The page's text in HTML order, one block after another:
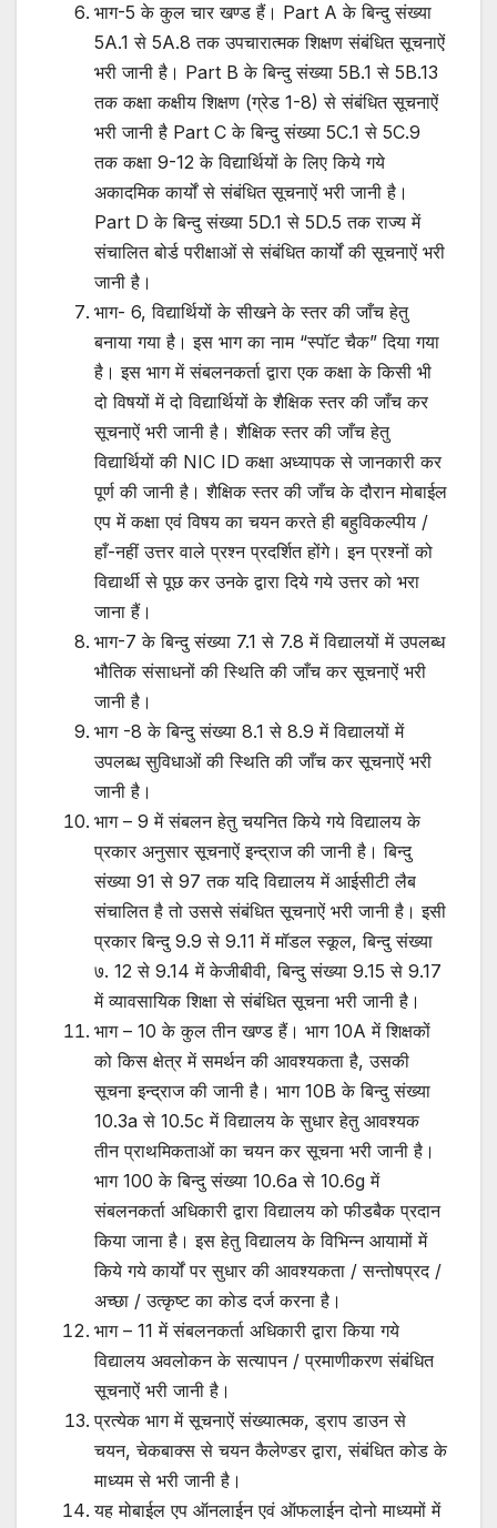
भाग-5 के कुल चार खण्ड हैं। Part A के बिन्दु संख्या
5A.1 से 5A.8 तक उपचारात्मक शिक्षण संबंधित सूचनाऐं
भरी जानी है। Part B के बिन्दु संख्या 5B.1 से 5B.13
तक कक्षा कक्षीय शिक्षण (ग्रेड 1-8) से संबंधित सूचनाऐं
भरी जानी है Part C के बिन्दु संख्या 5C.1 से 5C.9
तक कक्षा 9-12 के विद्यार्थियों के लिए किये गये
अकादमिक कार्यों से संबंधित सूचनाऐं भरी जानी है।
Part D के बिन्दु संख्या 5D.1 से 5D.5 तक राज्य में
संचालित बोर्ड परीक्षाओं से संबंधित कार्यों की सूचनाऐं भरी
जानी है।
भाग- 6, विद्यार्थियों के सीखने के स्तर की जाँच हेतु
बनाया गया है। इस भाग का नाम “स्पॉट चैक” दिया गया
है। इस भाग में संबलनकर्ता द्वारा एक कक्षा के किसी भी
दो विषयों में दो विद्यार्थियों के शैक्षिक स्तर की जाँच कर
सूचनाऐं भरी जानी है। शैक्षिक स्तर की जाँच हेतु
विद्यार्थियों की NIC ID कक्षा अध्यापक से जानकारी कर
पूर्ण की जानी है। शैक्षिक स्तर की जाँच के दौरान मोबाईल
एप में कक्षा एवं विषय का चयन करते ही बहुविकल्पीय /
हाँ-नहीं उत्तर वाले प्रश्न प्रदर्शित होंगे। इन प्रश्नों को
विद्यार्थी से पूछ कर उनके द्वारा दिये गये उत्तर को भरा
जाना हैं।
भाग-7 के बिन्दु संख्या 7.1 से 7.8 में विद्यालयों में उपलब्ध
भौतिक संसाधनों की स्थिति की जाँच कर सूचनाऐं भरी
जानी है।
भाग -8 के बिन्दु संख्या 8.1 से 8.9 में विद्यालयों में
उपलब्ध सुविधाओं की स्थिति की जाँच कर सूचनाऐं भरी
जानी है।
भाग – 9 में संबलन हेतु चयनित किये गये विद्यालय के
प्रकार अनुसार सूचनाऐं इन्द्राज की जानी है। बिन्दु
संख्या 91 से 97 तक यदि विद्यालय में आईसीटी लैब
संचालित है तो उससे संबंधित सूचनाऐं भरी जानी है। इसी
प्रकार बिन्दु 9.9 से 9.11 में मॉडल स्कूल, बिन्दु संख्या
७. 12 से 9.14 में केजीबीवी, बिन्दु संख्या 9.15 से 9.17
में व्यावसायिक शिक्षा से संबंधित सूचना भरी जानी है।
भाग – 10 के कुल तीन खण्ड हैं। भाग 10A में शिक्षकों
को किस क्षेत्र में समर्थन की आवश्यकता है, उसकी
सूचना इन्द्राज की जानी है। भाग 10B के बिन्दु संख्या
10.3a से 10.5c में विद्यालय के सुधार हेतु आवश्यक
तीन प्राथमिकताओं का चयन कर सूचना भरी जानी है।
भाग 100 के बिन्दु संख्या 10.6a से 10.6g में
संबलनकर्ता अधिकारी द्वारा विद्यालय को फीडबैक प्रदान
किया जाना है। इस हेतु विद्यालय के विभिन्न आयामों में
किये गये कार्यों पर सुधार की आवश्यकता / सन्तोषप्रद /
अच्छा / उत्कृष्ट का कोड दर्ज करना है।
भाग – 11 में संबलनकर्ता अधिकारी द्वारा किया गये
विद्यालय अवलोकन के सत्यापन / प्रमाणीकरण संबंधित
सूचनाऐं भरी जानी है।
प्रत्येक भाग में सूचनाऐं संख्यात्मक, ड्राप डाउन से
चयन, चेकबाक्स से चयन कैलेण्डर द्वारा, संबंधित कोड के
माध्यम से भरी जानी है।
यह मोबाईल एप ऑनलाईन एवं ऑफलाईन दोनो माध्यमों में